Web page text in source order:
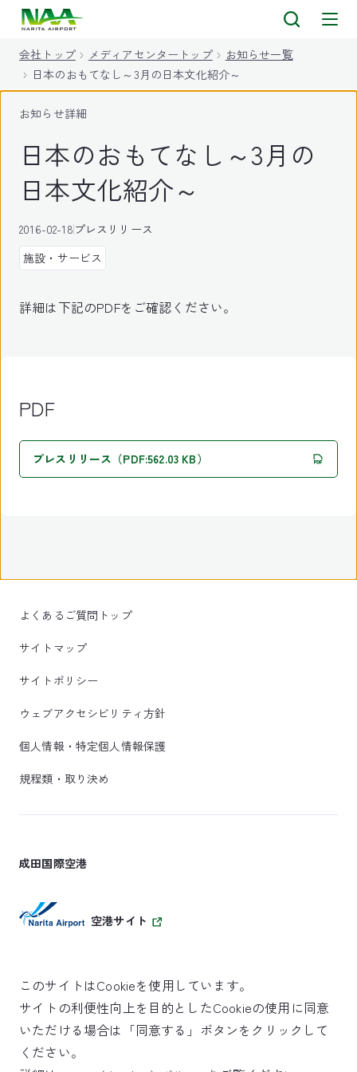
会社トップ メディアセンタートップ
お知らせ一覧
日本のおもてなし～3月の日本文化紹介～
お知らせ詳細
日本のおもてなし～3月の
日本文化紹介～
2016-02-18プレスリリース
施設・サービス
詳細は下記のPDFをご確認ください。
PDF
プレスリリース（PDF:562.03 KB）
よくあるご質問トップ
サイトマップ
サイトポリシー
ウェブアクセシビリティ方針
個人情報・特定個人情報保護
規程類・取り決め
成田国際空港
空港サイト
SKYTRAX
5スターエアポート
このサイトはCookieを使用しています。
サイトの利便性向上を目的としたCookieの使用に同意
いただける場合は「同意する」ボタンをクリックして
ください。